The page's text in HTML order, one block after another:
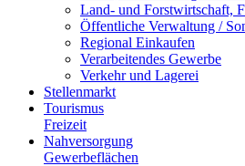
Land- und Forstwirtschaft,
Öffentliche Verwaltung /
Regional Einkaufen
Verarbeitendes Gewerbe
Verkehr und Lagerei
Stellenmarkt
Tourismus
Freizeit
Nahversorgung
Gewerbeflächen